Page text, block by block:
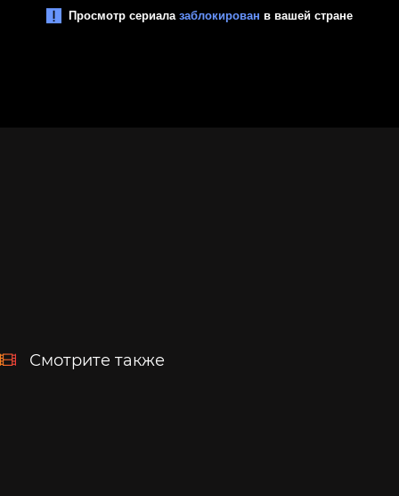
Смотрите также